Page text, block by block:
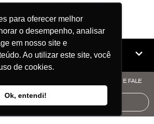
para oferecer melhor
o desempenho, analisar
em nosso site e
Ao utilizar este site, você
de cookies.
Ok, entendi!
CNPJ: 09.512.143/0001-57 - CLIQUE AQUI E FALE